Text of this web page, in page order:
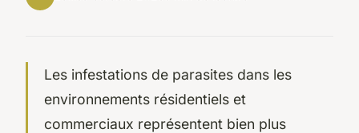
Les infestations de parasites dans les
environnements résidentiels et
commerciaux représentent bien plus